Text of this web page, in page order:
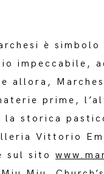
è
impeccabile,
allora,
prime,
storica
Vittorio
sul sito